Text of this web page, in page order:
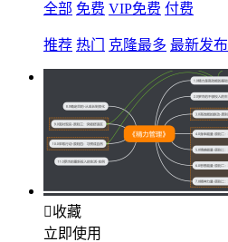
全部 免费 VIP免费 付费
推荐 热门 克隆最多 最新发布
收藏
立即使用